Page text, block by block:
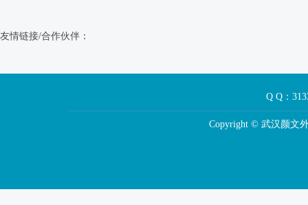
友情链接/合作伙伴：
Q Q：
Copyright © 武汉颜文